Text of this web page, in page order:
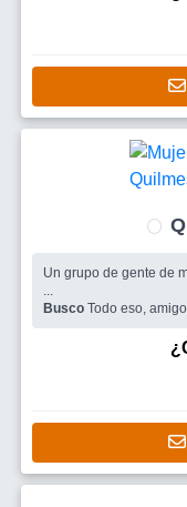
Un grupo de gente de
Busco Todo eso,